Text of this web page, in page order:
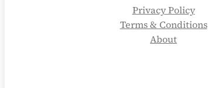
Privacy Policy
Terms & Conditions
About